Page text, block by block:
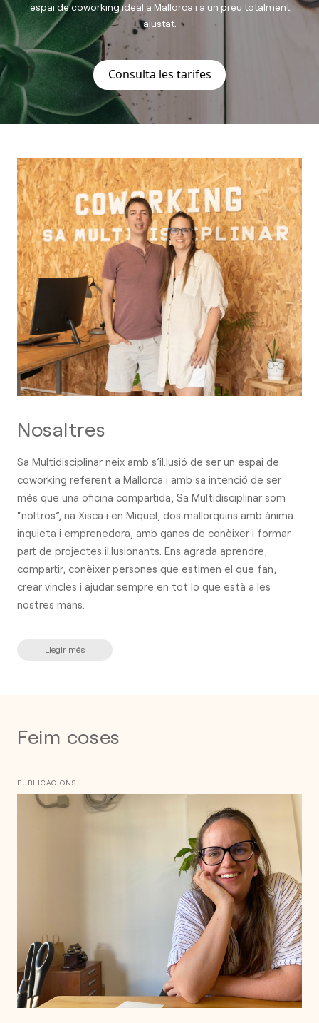
espai de coworking ideal a Mallorca i a un preu totalment
ajustat.
Consulta les tarifes
Nosaltres
Sa Multidisciplinar neix amb s’il.lusió de ser un espai de
coworking referent a Mallorca i amb sa intenció de ser
més que una oficina compartida, Sa Multidisciplinar som
“noltros”, na Xisca i en Miquel, dos mallorquins amb ànima
inquieta i emprenedora, amb ganes de conèixer i formar
part de projectes il.lusionants. Ens agrada aprendre,
compartir, conèixer persones que estimen el que fan,
crear vincles i ajudar sempre en tot lo que està a les
nostres mans.
Llegir més
Feim coses
PUBLICACIONS